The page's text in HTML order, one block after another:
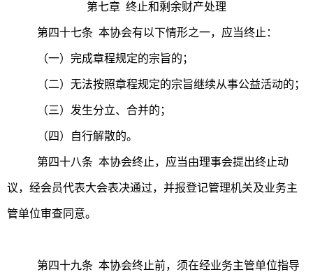
第七章 终止和剩余财产处理
第四十七条 本协会有以下情形之一，应当终止：
（一）完成章程规定的宗旨的；
（二）无法按照章程规定的宗旨继续从事公益活动的；
（三）发生分立、合并的；
（四）自行解散的。
第四十八条 本协会终止，应当由理事会提出终止动
议，经会员代表大会表决通过，并报登记管理机关及业务主
管单位审查同意。
第四十九条 本协会终止前，须在经业务主管单位指导